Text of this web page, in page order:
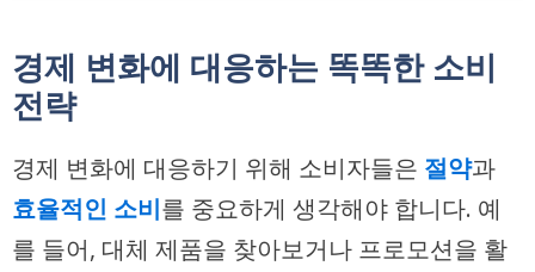
경제 변화에 대응하는 똑똑한 소비
전략
경제 변화에 대응하기 위해 소비자들은 절약과
효율적인 소비를 중요하게 생각해야 합니다. 예
를 들어, 대체 제품을 찾아보거나 프로모션을 활